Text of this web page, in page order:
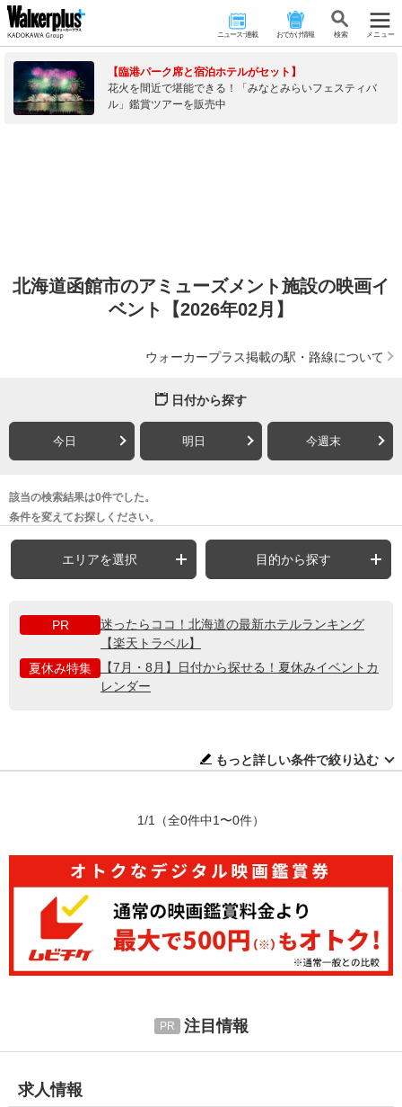
ニュース･連載 おでかけ情報 検 索 メニュー
【臨港パーク席と宿泊ホテルがセット】
花火を間近で堪能できる！「みなとみらいフェスティバ
ル」鑑賞ツアーを販売中
北海道函館市のアミューズメント施設の映画イ
ベント【2026年02月】
ウォーカープラス掲載の駅・路線について
日付から探す
今日 明日 今週末
該当の検索結果は0件でした。
条件を変えてお探しください。
エリアを選択 目的から探す
PR
迷ったらココ！北海道の最新ホテルランキング
【楽天トラベル】
夏休み特集
【7月・8月】日付から探せる！夏休みイベントカ
レンダー
もっと詳しい条件で絞り込む
1/1 （全0件中1〜0件）
注目情報
求人情報